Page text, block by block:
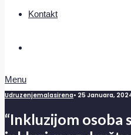
Kontakt
Menu
Udruzenjemalasirena• 25 Januara,
“Inkluzijom osoba